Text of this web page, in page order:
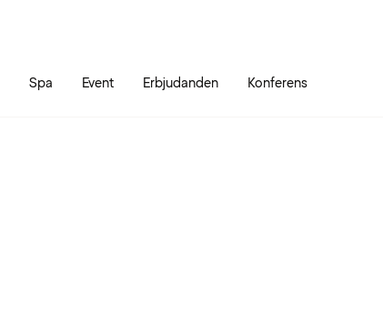
Spa Event Erbjudanden Konferens